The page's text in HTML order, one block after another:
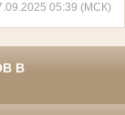
05:39 (МСК)
В